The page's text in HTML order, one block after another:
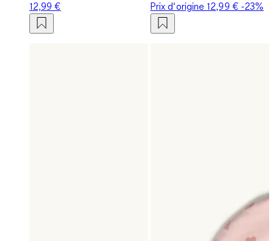
12,99 €
Prix d‘origine12,99 €-23%